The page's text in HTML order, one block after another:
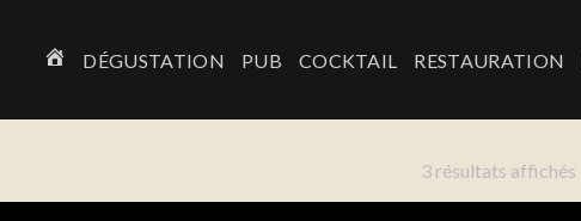
ACCUEIL
DÉGUSTATION PUB COCKTAIL RESTAURATION
3 résultats affichés